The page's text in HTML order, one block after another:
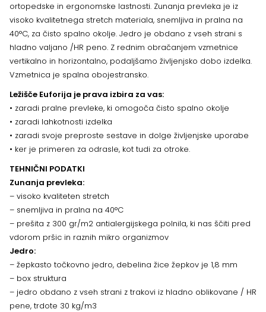
ortopedske in ergonomske lastnosti. Zunanja prevleka je iz
visoko kvalitetnega stretch materiala, snemljiva in pralna na
40°C, za čisto spalno okolje. Jedro je obdano z vseh strani s
hladno valjano /HR peno. Z rednim obračanjem vzmetnice
vertikalno in horizontalno, podaljšamo življenjsko dobo izdelka.
Vzmetnica je spalna obojestransko.
Ležišče Euforija je prava izbira za vas:
• zaradi pralne prevleke, ki omogoča čisto spalno okolje
• zaradi lahkotnosti izdelka
• zaradi svoje preproste sestave in dolge življenjske uporabe
• ker je primeren za odrasle, kot tudi za otroke.
TEHNIČNI PODATKI
Zunanja prevleka:
– visoko kvaliteten stretch
– snemljiva in pralna na 40°C
– prešita z 300 gr/m2 antialergijskega polnila, ki nas ščiti pred
vdorom pršic in raznih mikro organizmov
Jedro:
– žepkasto točkovno jedro, debelina žice žepkov je 1,8 mm
– box struktura
– jedro obdano z vseh strani z trakovi iz hladno oblikovane / HR
pene, trdote 30 kg/m3